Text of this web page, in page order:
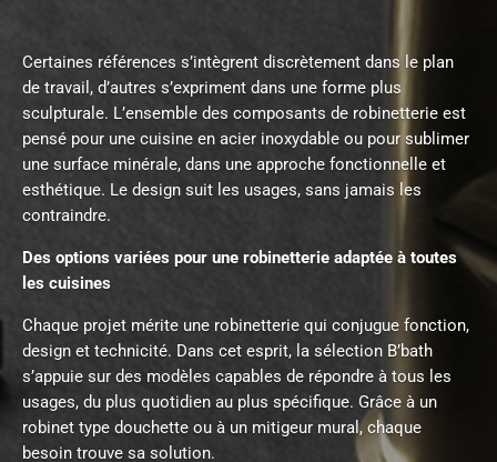
Certaines références s’intègrent discrètement dans le plan
de travail, d’autres s’expriment dans une forme plus
sculpturale. L’ensemble des composants de robinetterie est
pensé pour une cuisine en acier inoxydable ou pour sublimer
une surface minérale, dans une approche fonctionnelle et
esthétique. Le design suit les usages, sans jamais les
contraindre.
Des options variées pour une robinetterie adaptée à toutes
les cuisines
Chaque projet mérite une robinetterie qui conjugue fonction,
design et technicité. Dans cet esprit, la sélection B’bath
s’appuie sur des modèles capables de répondre à tous les
usages, du plus quotidien au plus spécifique. Grâce à un
robinet type douchette ou à un mitigeur mural, chaque
besoin trouve sa solution.